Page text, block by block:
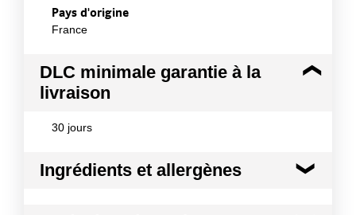
Pays d'origine
France
DLC minimale garantie à la
livraison
30 jours
Ingrédients et allergènes